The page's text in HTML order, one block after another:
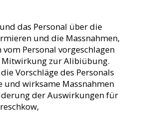
das Personal über die
und die Massnahmen,
Personal vorgeschlagen
Mitwirkung zur Alibiübung.
Vorschläge des Personals
wirksame Massnahmen
der Auswirkungen für